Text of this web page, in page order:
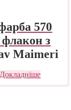
570
флакон з
Maimeri
Докладніше